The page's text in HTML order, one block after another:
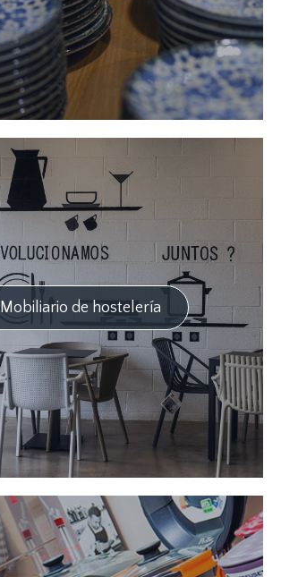
Mobiliario de hostelería